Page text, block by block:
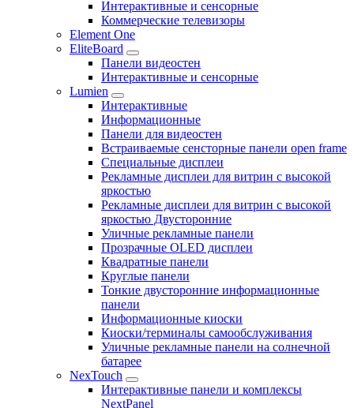
Интерактивные и сенсорные
Коммерческие телевизоры
Element One
EliteBoard
Панели видеостен
Интерактивные и сенсорные
Lumien
Интерактивные
Информационные
Панели для видеостен
Встраиваемые сенсторные панели open frame
Специальные дисплеи
Рекламные дисплеи для витрин с высокой
яркостью
Рекламные дисплеи для витрин с высокой
яркостью Двусторонние
Уличные рекламные панели
Прозрачные OLED дисплеи
Квадратные панели
Круглые панели
Тонкие двусторонние информационные
панели
Информационные киоски
Киоски/терминалы самообслуживания
Уличные рекламные панели на солнечной
батарее
NexTouch
Интерактивные панели и комплексы
NextPanel